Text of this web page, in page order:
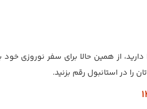
را در استانبول رقم بزنید.